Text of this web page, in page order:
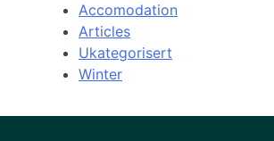
Accomodation
Articles
Ukategorisert
Winter